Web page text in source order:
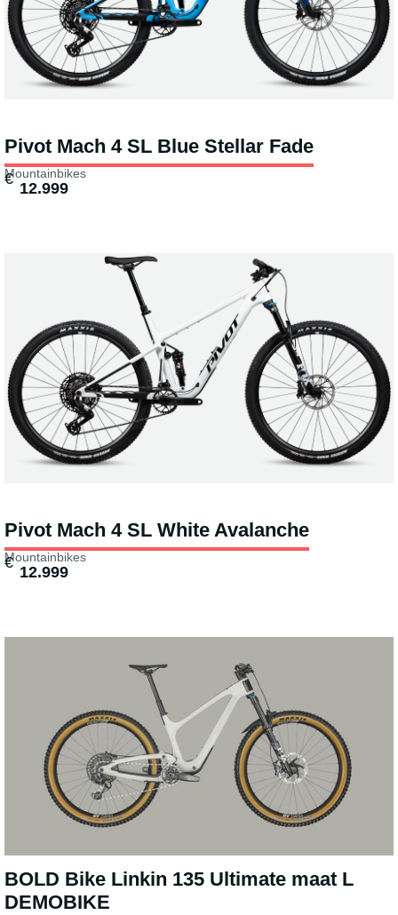
Pivot Mach 4 SL Blue Stellar Fade
Mountainbikes
12.999
€
Pivot Mach 4 SL White Avalanche
Mountainbikes
12.999
€
BOLD Bike Linkin 135 Ultimate maat L
DEMOBIKE